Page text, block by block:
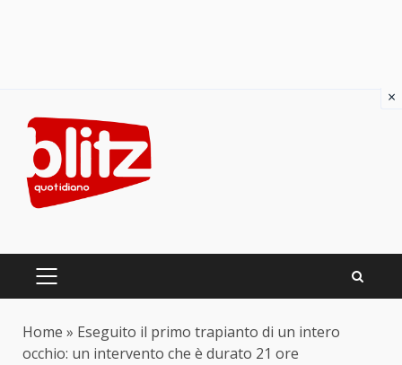
content
PRIMARY
Home » Eseguito il primo trapianto di un intero
occhio: un intervento che è durato 21 ore
×